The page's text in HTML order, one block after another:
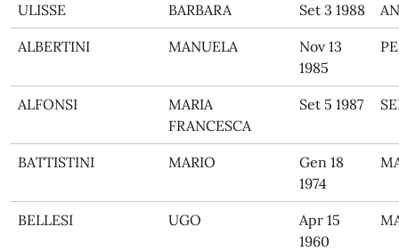
ULISSE BARBARA Set 3 1988
ALBERTINI MANUELA
Nov 13
1985
ALFONSI
MARIA
FRANCESCA
Set 5 1987
BATTISTINI MARIO
Gen 18
1974
BELLESI UGO
Apr 15
1960